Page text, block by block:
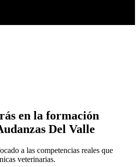
en la formación
Del Valle
a las competencias reales que
veterinarias.